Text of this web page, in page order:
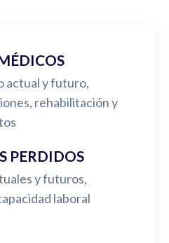
actual y futuro,
rehabilitación y
PERDIDOS
y futuros,
laboral